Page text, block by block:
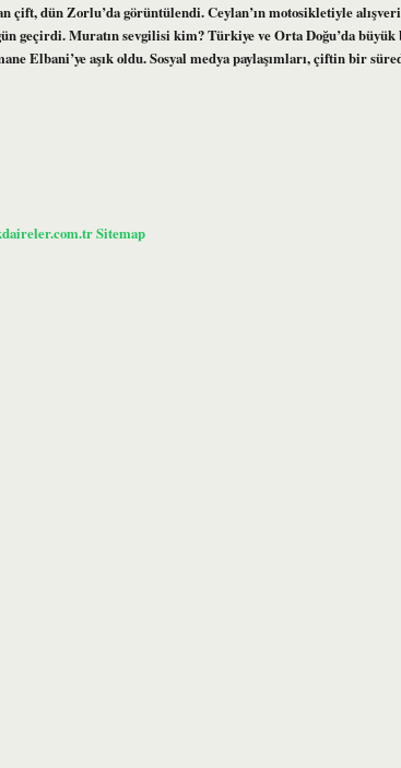
çift, dün Zorlu’da görüntülendi. Ceylan’ın motosikletiyle
geçirdi. Muratın sevgilisi kim? Türkiye ve Orta Doğu’da
Elbani’ye aşık oldu. Sosyal medya paylaşımları, çiftin bir
Sitemap